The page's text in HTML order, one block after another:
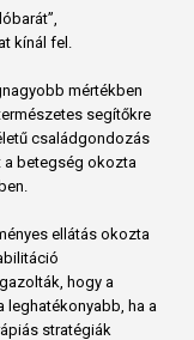
kínál fel.
mértékben
segítőkre
családgondozás
a betegség okozta
ellátás okozta
hogy a
ha a
stratégiák